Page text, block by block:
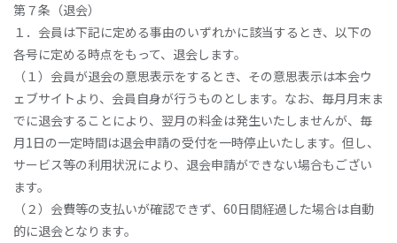
第７条（退会）
１．会員は下記に定める事由のいずれかに該当するとき、以下の
各号に定める時点をもって、退会します。
（１）会員が退会の意思表示をするとき、その意思表示は本会ウ
ェブサイトより、会員自身が行うものとします。なお、毎月月末ま
でに退会することにより、翌月の料金は発生いたしませんが、毎
月1日の一定時間は退会申請の受付を一時停止いたします。但し、
サービス等の利用状況により、退会申請ができない場合もござい
ます。
（２）会費等の支払いが確認できず、60日間経過した場合は自動
的に退会となります。